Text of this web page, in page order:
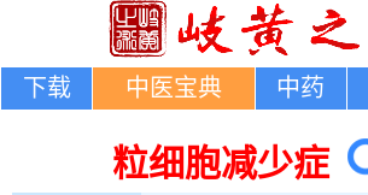
下载 中医宝典 中药
粒细胞减少症